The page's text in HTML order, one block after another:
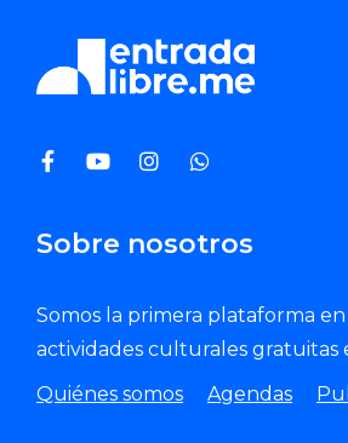
Sobre nosotros
Somos la primera plataforma
actividades culturales gratuitas
Quiénes somos
Agendas